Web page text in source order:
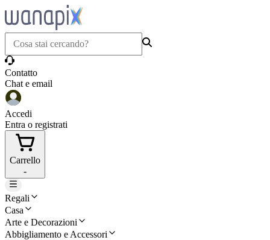
Contatto
Chat e email
Accedi
Entra o registrati
Carrello
-
Regali
Casa
Arte e Decorazioni
Abbigliamento e Accessori